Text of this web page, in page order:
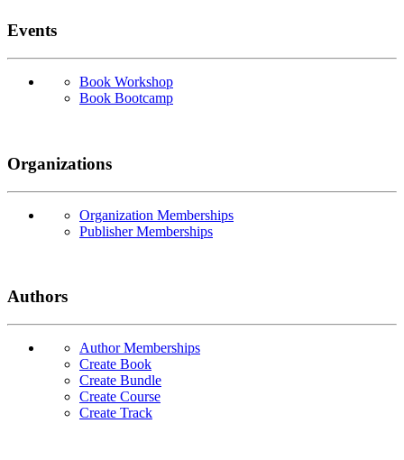
Events
Book Workshop
Book Bootcamp
Organizations
Organization Memberships
Publisher Memberships
Authors
Author Memberships
Create Book
Create Bundle
Create Course
Create Track